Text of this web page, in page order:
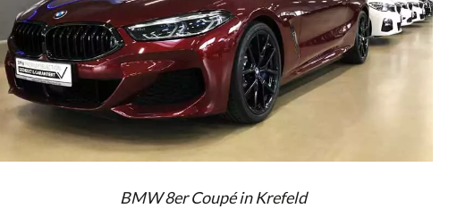
BMW 8er Coupé in Krefeld